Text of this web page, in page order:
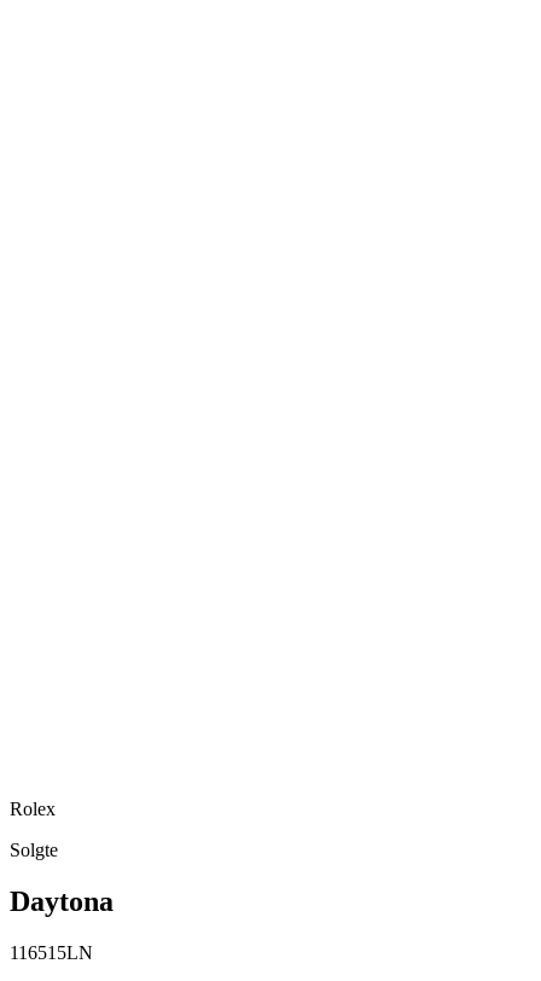
Rolex
Solgte
Daytona
116515LN